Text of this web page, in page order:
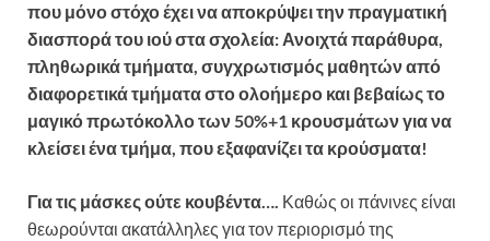
που μόνο στόχο έχει να αποκρύψει την πραγματική
διασπορά του ιού στα σχολεία: Ανοιχτά παράθυρα,
πληθωρικά τμήματα, συγχρωτισμός μαθητών από
διαφορετικά τμήματα στο ολοήμερο και βεβαίως το
μαγικό πρωτόκολλο των 50%+1 κρουσμάτων για να
κλείσει ένα τμήμα, που εξαφανίζει τα κρούσματα!
Για τις μάσκες ούτε κουβέντα…. Καθώς οι πάνινες είναι
θεωρούνται ακατάλληλες για τον περιορισμό της